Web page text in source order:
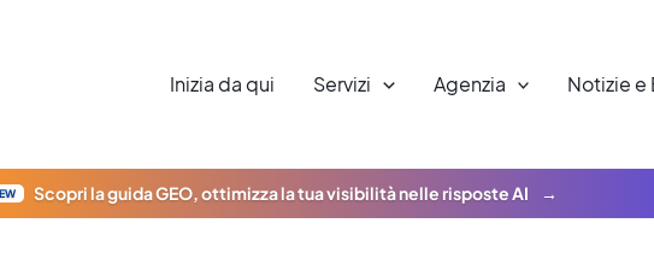
Inizia da qui Servizi Agenzia Notizie e
Scopri la guida GEO, ottimizza la tua visibilità nelle risposte AI